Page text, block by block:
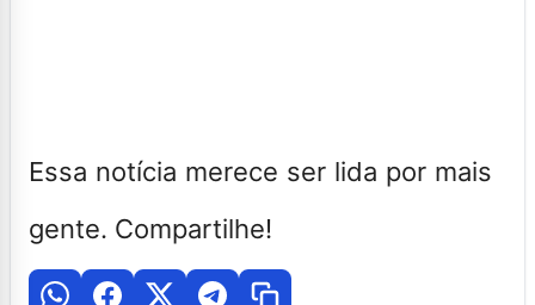
Essa notícia merece ser lida por mais
gente. Compartilhe!